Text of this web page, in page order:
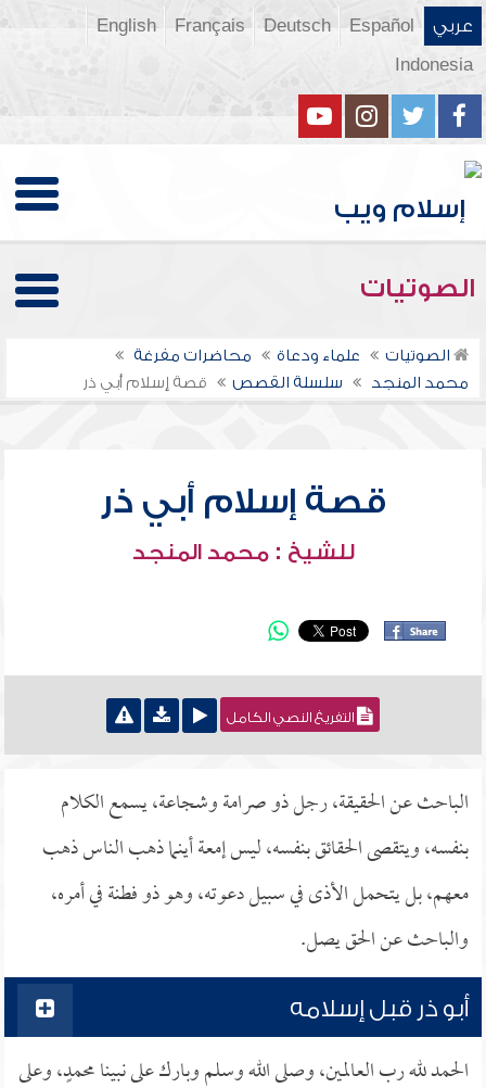
عربي Español
Deutsch
Français
English
Indonesia
الصوتيات
الصوتيات علماء ودعاة
محاضرات مفرغة
محمد المنجد
سلسلة القصص قصة إسلام أبي ذر
قصة إسلام أبي ذر
للشيخ : محمد المنجد
التفريغ النصي الكامل
الباحث عن الحقيقة، رجل ذو صرامة وشجاعة، يسمع الكلام
بنفسه، ويتقصى الحقائق بنفسه، ليس إمعة أينما ذهب الناس ذهب
معهم، بل يتحمل الأذى في سبيل دعوته، وهو ذو فطنة في أمره،
والباحث عن الحق يصل.
أبو ذر قبل إسلامه
الحمد لله رب العالمين، وصلى الله وسلم وبارك على نبينا محمدٍ، وعلى